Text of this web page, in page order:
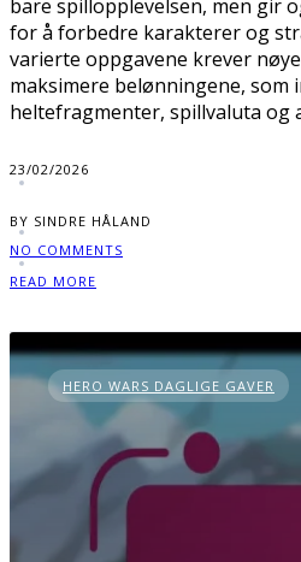
bare spillopplevelsen, men gir
for å forbedre karakterer og
varierte oppgavene krever
maksimere belønningene, som
heltefragmenter, spillvaluta og
23/02/2026
BY SINDRE HÅLAND
NO COMMENTS
READ MORE
HERO WARS DAGLIGE GAVER